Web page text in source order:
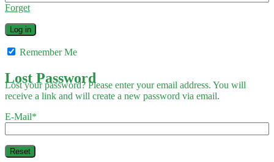
Forget
Remember Me
Lost Password
Lost your password? Please enter your email address. You will
receive a link and will create a new password via email.
E-Mail*